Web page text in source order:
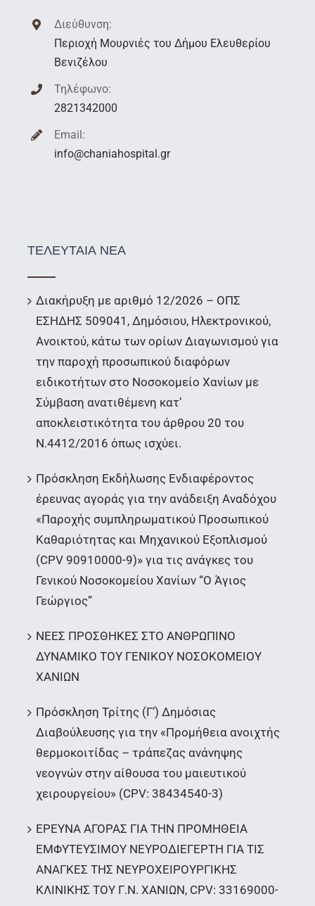
Διεύθυνση:
Περιοχή Μουρνιές του Δήμου Ελευθερίου
Βενιζέλου
Τηλέφωνο:
2821342000
Email:
info@chaniahospital.gr
ΤΕΛΕΥΤΑΙΑ ΝΕΑ
Διακήρυξη με αριθμό 12/2026 – ΟΠΣ
ΕΣΗΔΗΣ 509041, Δημόσιου, Ηλεκτρονικού,
Ανοικτού, κάτω των ορίων Διαγωνισμού για
την παροχή προσωπικού διαφόρων
ειδικοτήτων στο Νοσοκομείο Χανίων με
Σύμβαση ανατιθέμενη κατ’
αποκλειστικότητα του άρθρου 20 του
Ν.4412/2016 όπως ισχύει.
Πρόσκληση Εκδήλωσης Ενδιαφέροντος
έρευνας αγοράς για την ανάδειξη Αναδόχου
«Παροχής συμπληρωματικού Προσωπικού
Καθαριότητας και Μηχανικού Εξοπλισμού
(CPV 90910000-9)» για τις ανάγκες του
Γενικού Νοσοκομείου Χανίων “Ο Άγιος
Γεώργιος”
ΝΕΕΣ ΠΡΟΣΘΗΚΕΣ ΣΤΟ ΑΝΘΡΩΠΙΝΟ
ΔΥΝΑΜΙΚΟ ΤΟΥ ΓΕΝΙΚΟΥ ΝΟΣΟΚΟΜΕΙΟΥ
ΧΑΝΙΩΝ
Πρόσκληση Τρίτης (Γ’) Δημόσιας
Διαβούλευσης για την «Προμήθεια ανοιχτής
θερμοκοιτίδας – τράπεζας ανάνηψης
νεογνών στην αίθουσα του μαιευτικού
χειρουργείου» (CPV: 38434540-3)
ΕΡΕΥΝΑ ΑΓΟΡΑΣ ΓΙΑ ΤΗΝ ΠΡΟΜΗΘΕΙΑ
ΕΜΦΥΤΕΥΣΙΜΟΥ ΝΕΥΡΟΔΙΕΓΕΡΤΗ ΓΙΑ ΤΙΣ
ΑΝΑΓΚΕΣ ΤΗΣ ΝΕΥΡΟΧΕΙΡΟΥΡΓΙΚΗΣ
ΚΛΙΝΙΚΗΣ ΤΟΥ Γ.Ν. ΧΑΝΙΩΝ, CPV: 33169000-